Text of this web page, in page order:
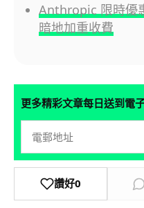
Anthropic 限時優
暗地加重收費
更多精彩文章每日送到電
讚好0